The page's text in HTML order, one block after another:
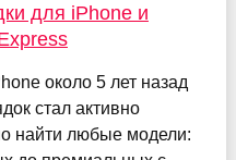
для iPhone и
около 5 лет назад
стал активно
найти любые модели: